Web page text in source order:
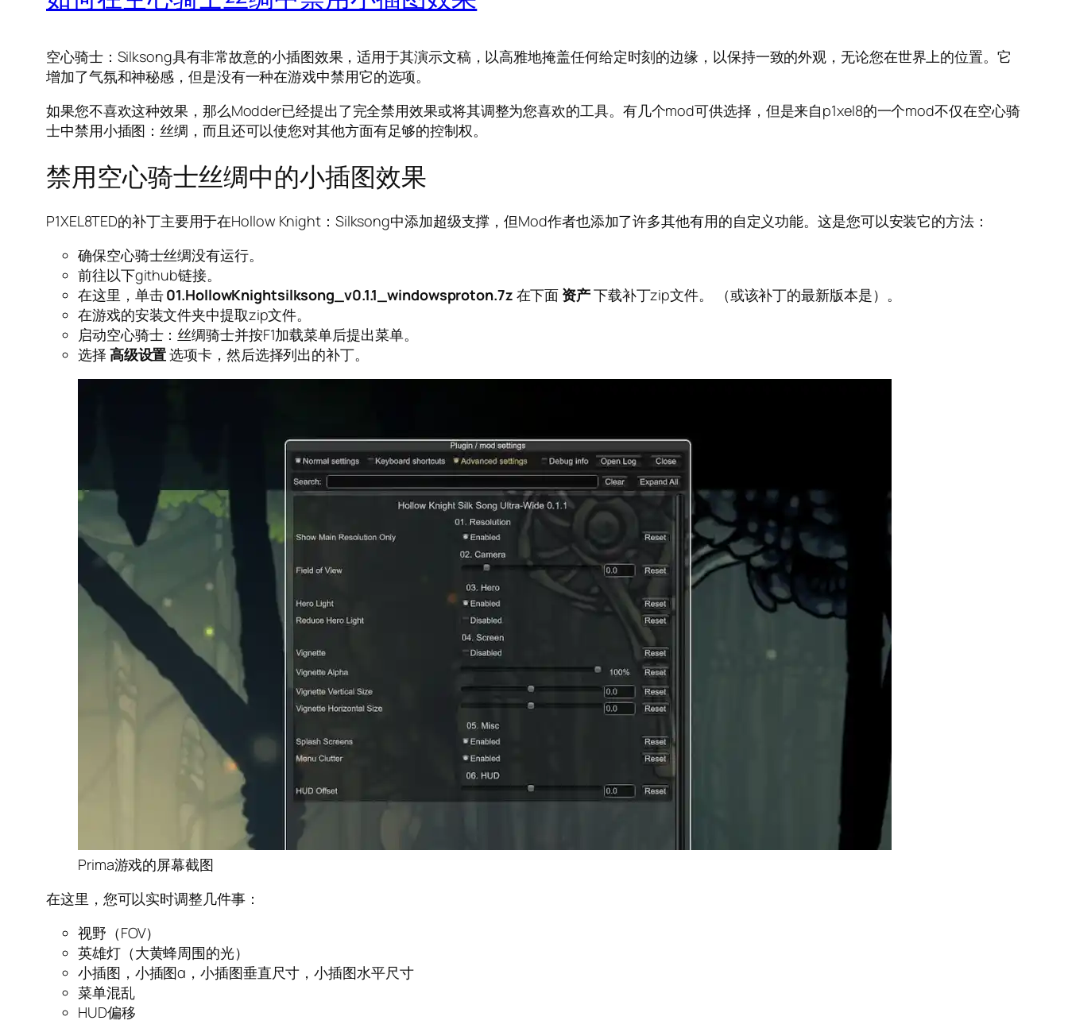
空心骑士：Silksong具有非常故意的小插图效果，适用于其演示文稿，以高雅地掩盖任何给定时刻的边缘，以保持一致的外观，无论您在世界上的位置。它
增加了气氛和神秘感，但是没有一种在游戏中禁用它的选项。
如果您不喜欢这种效果，那么Modder已经提出了完全禁用效果或将其调整为您喜欢的工具。有几个mod可供选择，但是来自p1xel8的一个mod不仅在空心骑
士中禁用小插图：丝绸，而且还可以使您对其他方面有足够的控制权。
禁用空心骑士丝绸中的小插图效果
P1XEL8TED的补丁主要用于在Hollow Knight：Silksong中添加超级支撑，但Mod作者也添加了许多其他有用的自定义功能。这是您可以安装它的方法：
确保空心骑士丝绸没有运行。
前往以下github链接。
在这里，单击01.HollowKnightsilksong_v0.1.1_windowsproton.7z 在下面 资产下载补丁zip文件。 （或该补丁的最新版本是）。
在游戏的安装文件夹中提取zip文件。
启动空心骑士：丝绸骑士并按F1加载菜单后提出菜单。
选择 高级设置选项卡，然后选择列出的补丁。
Prima游戏的屏幕截图
在这里，您可以实时调整几件事：
视野（FOV）
英雄灯（大黄蜂周围的光）
小插图，小插图α，小插图垂直尺寸，小插图水平尺寸
菜单混乱
HUD偏移